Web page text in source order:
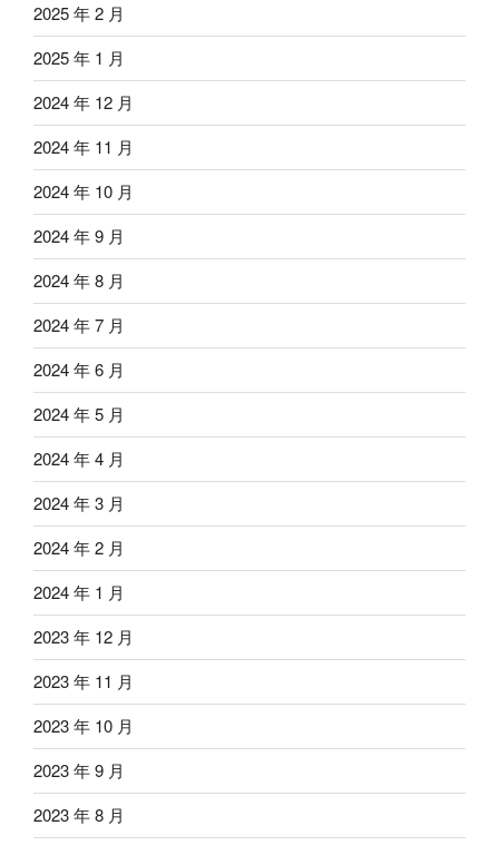
2025 年 2 月
2025 年 1 月
2024 年 12 月
2024 年 11 月
2024 年 10 月
2024 年 9 月
2024 年 8 月
2024 年 7 月
2024 年 6 月
2024 年 5 月
2024 年 4 月
2024 年 3 月
2024 年 2 月
2024 年 1 月
2023 年 12 月
2023 年 11 月
2023 年 10 月
2023 年 9 月
2023 年 8 月